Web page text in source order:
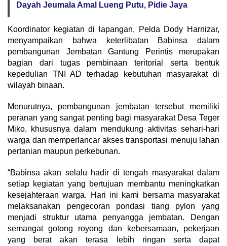
Dayah Jeumala Amal Lueng Putu, Pidie Jaya
Koordinator kegiatan di lapangan, Pelda Dody Harnizar,
menyampaikan bahwa keterlibatan Babinsa dalam
pembangunan Jembatan Gantung Perintis merupakan
bagian dari tugas pembinaan teritorial serta bentuk
kepedulian TNI AD terhadap kebutuhan masyarakat di
wilayah binaan.
Menurutnya, pembangunan jembatan tersebut memiliki
peranan yang sangat penting bagi masyarakat Desa Teger
Miko, khususnya dalam mendukung aktivitas sehari-hari
warga dan memperlancar akses transportasi menuju lahan
pertanian maupun perkebunan.
“Babinsa akan selalu hadir di tengah masyarakat dalam
setiap kegiatan yang bertujuan membantu meningkatkan
kesejahteraan warga. Hari ini kami bersama masyarakat
melaksanakan pengecoran pondasi tiang pylon yang
menjadi struktur utama penyangga jembatan. Dengan
semangat gotong royong dan kebersamaan, pekerjaan
yang berat akan terasa lebih ringan serta dapat